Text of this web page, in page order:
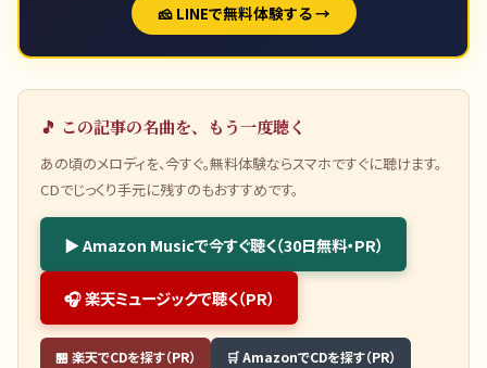
🧀 LINEで無料体験する →
🎵 この記事の名曲を、もう一度聴く
あの頃のメロディを、今すぐ。無料体験ならスマホですぐに聴けます。
CDでじっくり手元に残すのもおすすめです。
▶ Amazon Musicで今すぐ聴く（30日無料・PR）
🎧 楽天ミュージックで聴く（PR）
🏪 楽天でCDを探す（PR） 🛒 AmazonでCDを探す（PR）